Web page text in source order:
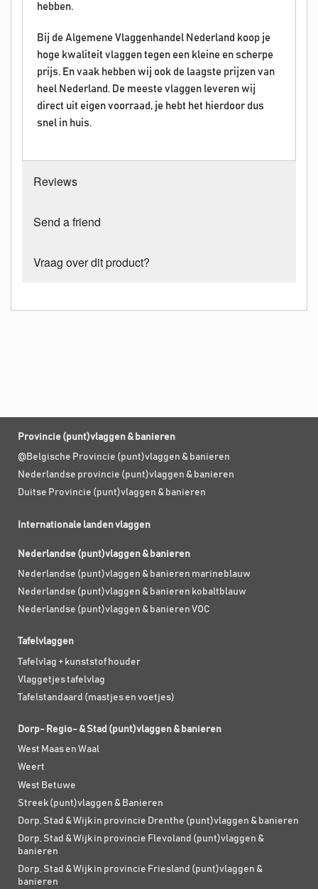
hebben.
Bij de Algemene Vlaggenhandel Nederland koop je
hoge kwaliteit vlaggen tegen een kleine en scherpe
prijs. En vaak hebben wij ook de laagste prijzen van
heel Nederland. De meeste vlaggen leveren wij
direct uit eigen voorraad, je hebt het hierdoor dus
snel in huis.
Reviews
Send a friend
Vraag over dit product?
Provincie (punt)vlaggen & banieren
@Belgische Provincie (punt)vlaggen & banieren
Nederlandse provincie (punt)vlaggen & banieren
Duitse Provincie (punt)vlaggen & banieren
Internationale landen vlaggen
Nederlandse (punt)vlaggen & banieren
Nederlandse (punt)vlaggen & banieren marineblauw
Nederlandse (punt)vlaggen & banieren kobaltblauw
Nederlandse (punt)vlaggen & banieren VOC
Tafelvlaggen
Tafelvlag + kunststof houder
Vlaggetjes tafelvlag
Tafelstandaard (mastjes en voetjes)
Dorp- Regio- & Stad (punt)vlaggen & banieren
West Maas en Waal
Weert
West Betuwe
Streek (punt)vlaggen & Banieren
Dorp, Stad & Wijk in provincie Drenthe (punt)vlaggen & banieren
Dorp, Stad & Wijk in provincie Flevoland (punt)vlaggen &
banieren
Dorp, Stad & Wijk in provincie Friesland (punt)vlaggen &
banieren